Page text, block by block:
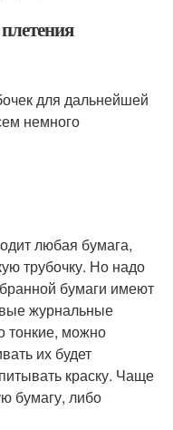
для дальнейшей
немного
любая бумага,
трубочку. Но надо
бумаги имеют
журнальные
тонкие, можно
их будет
краску. Чаще
бумагу, либо